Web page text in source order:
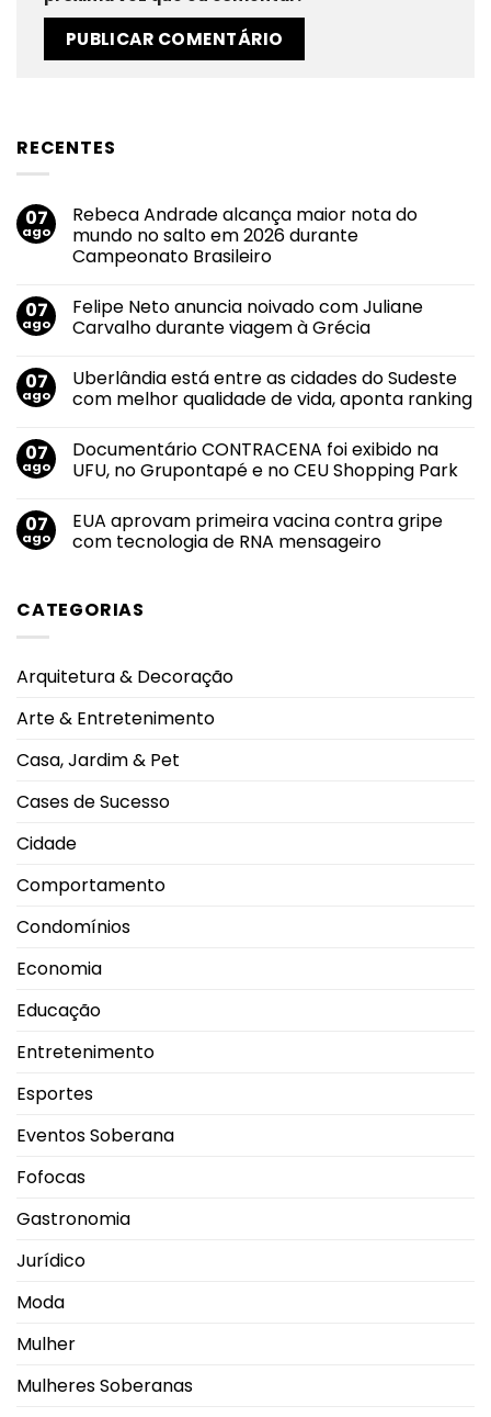
RECENTES
07
ago
Rebeca Andrade alcança maior nota do
mundo no salto em 2026 durante
Campeonato Brasileiro
em
Rebeca
Andrade
nota
do
mundo
em
2026
durante
07
ago
Felipe Neto anuncia noivado com Juliane
Carvalho durante viagem à Grécia
em
Felipe
Neto
com
Juliane
Carvalho
à
Grécia
07
ago
Uberlândia está entre as cidades do Sudeste
com melhor qualidade de vida, aponta ranking
em
Uberlândia
está
cidades
do
Sudeste
de
vida,
07
ago
Documentário CONTRACENA foi exibido na
UFU, no Grupontapé e no CEU Shopping Park
em
Documentário
CONTRACENA
UFU,
no
CEU
07
ago
EUA aprovam primeira vacina contra gripe
com tecnologia de RNA mensageiro
EUA
aprovam
gripe
de
mensageiro
CATEGORIAS
Arquitetura & Decoração
Arte & Entretenimento
Casa, Jardim & Pet
Cases de Sucesso
Cidade
Comportamento
Condomínios
Economia
Educação
Entretenimento
Esportes
Eventos Soberana
Fofocas
Gastronomia
Jurídico
Moda
Mulher
Mulheres Soberanas